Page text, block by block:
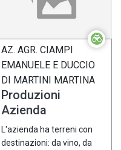
AZ. AGR. CIAMPI
EMANUELE E DUCCIO
DI MARTINI MARTINA
Produzioni
Azienda
L'azienda ha terreni con
destinazioni: da vino, da